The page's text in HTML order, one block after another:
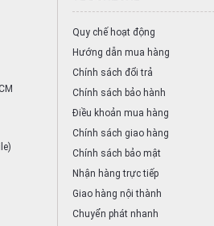
Quy chế hoạt động
Hướng dẫn mua hàng
Chính sách đổi trả
Chính sách bảo hành
Điều khoản mua hàng
Chính sách giao hàng
Chính sách bảo mật
Nhận hàng trực tiếp
Giao hàng nội thành
Chuyển phát nhanh